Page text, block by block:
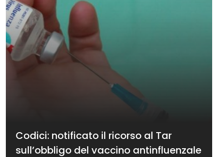
Codici: notificato il ricorso al Tar
sull’obbligo del vaccino antinfluenzale